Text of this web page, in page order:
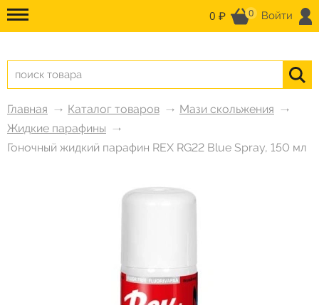
0 ₽ 0 Войти
Главная Каталог товаров
Мази скольжения
Жидкие парафины
Гоночный жидкий парафин REX RG22 Blue Spray, 150 мл